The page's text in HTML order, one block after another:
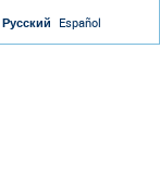
Русский Español